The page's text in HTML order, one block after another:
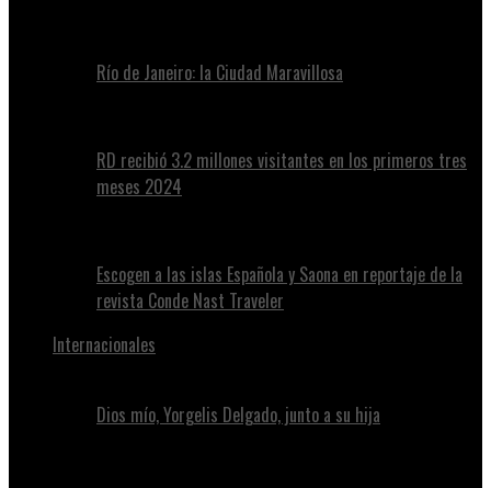
Río de Janeiro: la Ciudad Maravillosa
RD recibió 3.2 millones visitantes en los primeros tres
meses 2024
Escogen a las islas Española y Saona en reportaje de la
revista Conde Nast Traveler
Internacionales
Dios mío, Yorgelis Delgado, junto a su hija